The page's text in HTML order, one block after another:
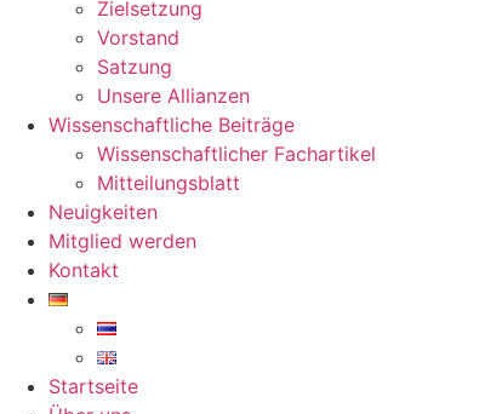
Zielsetzung
Vorstand
Satzung
Unsere Allianzen
Wissenschaftliche Beiträge
Wissenschaftlicher Fachartikel
Mitteilungsblatt
Neuigkeiten
Mitglied werden
Kontakt
Startseite